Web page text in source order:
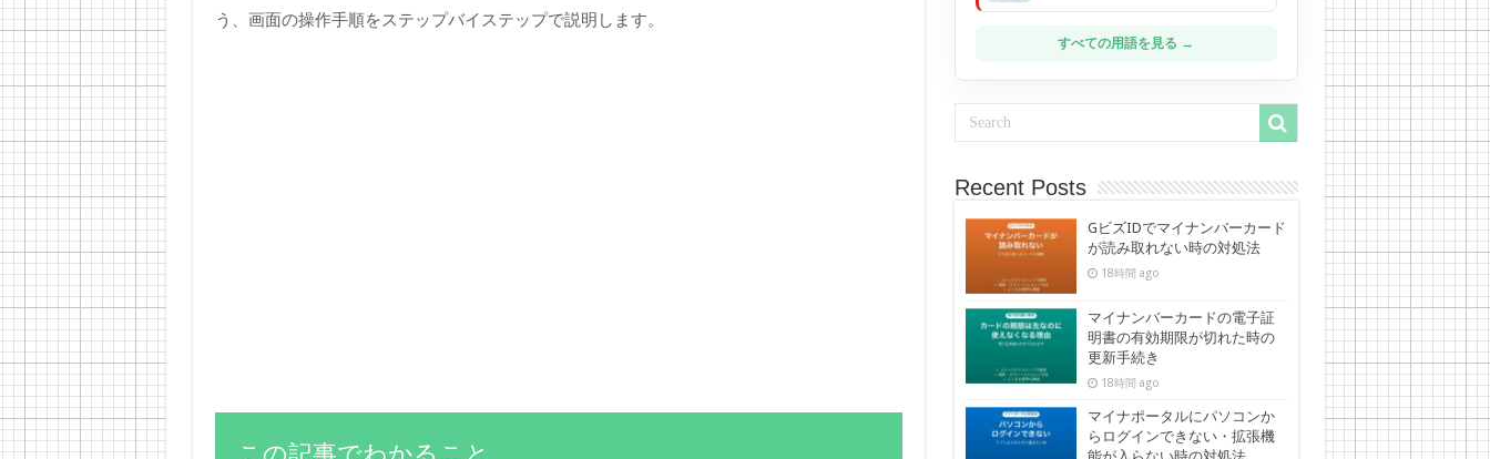
う、画面の操作手順をステップバイステップで説明します。
すべての用語を見る →
Recent Posts
GビズIDでマイナンバーカード
が読み取れない時の対処法
18時間 ago
マイナンバーカードの電子証
明書の有効期限が切れた時の
更新手続き
18時間 ago
マイナポータルにパソコンか
らログインできない・拡張機